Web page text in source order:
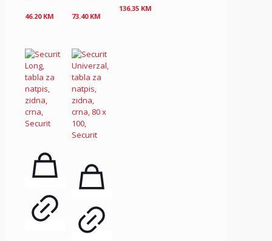
46.20 KM 73.40 KM
136.35 KM